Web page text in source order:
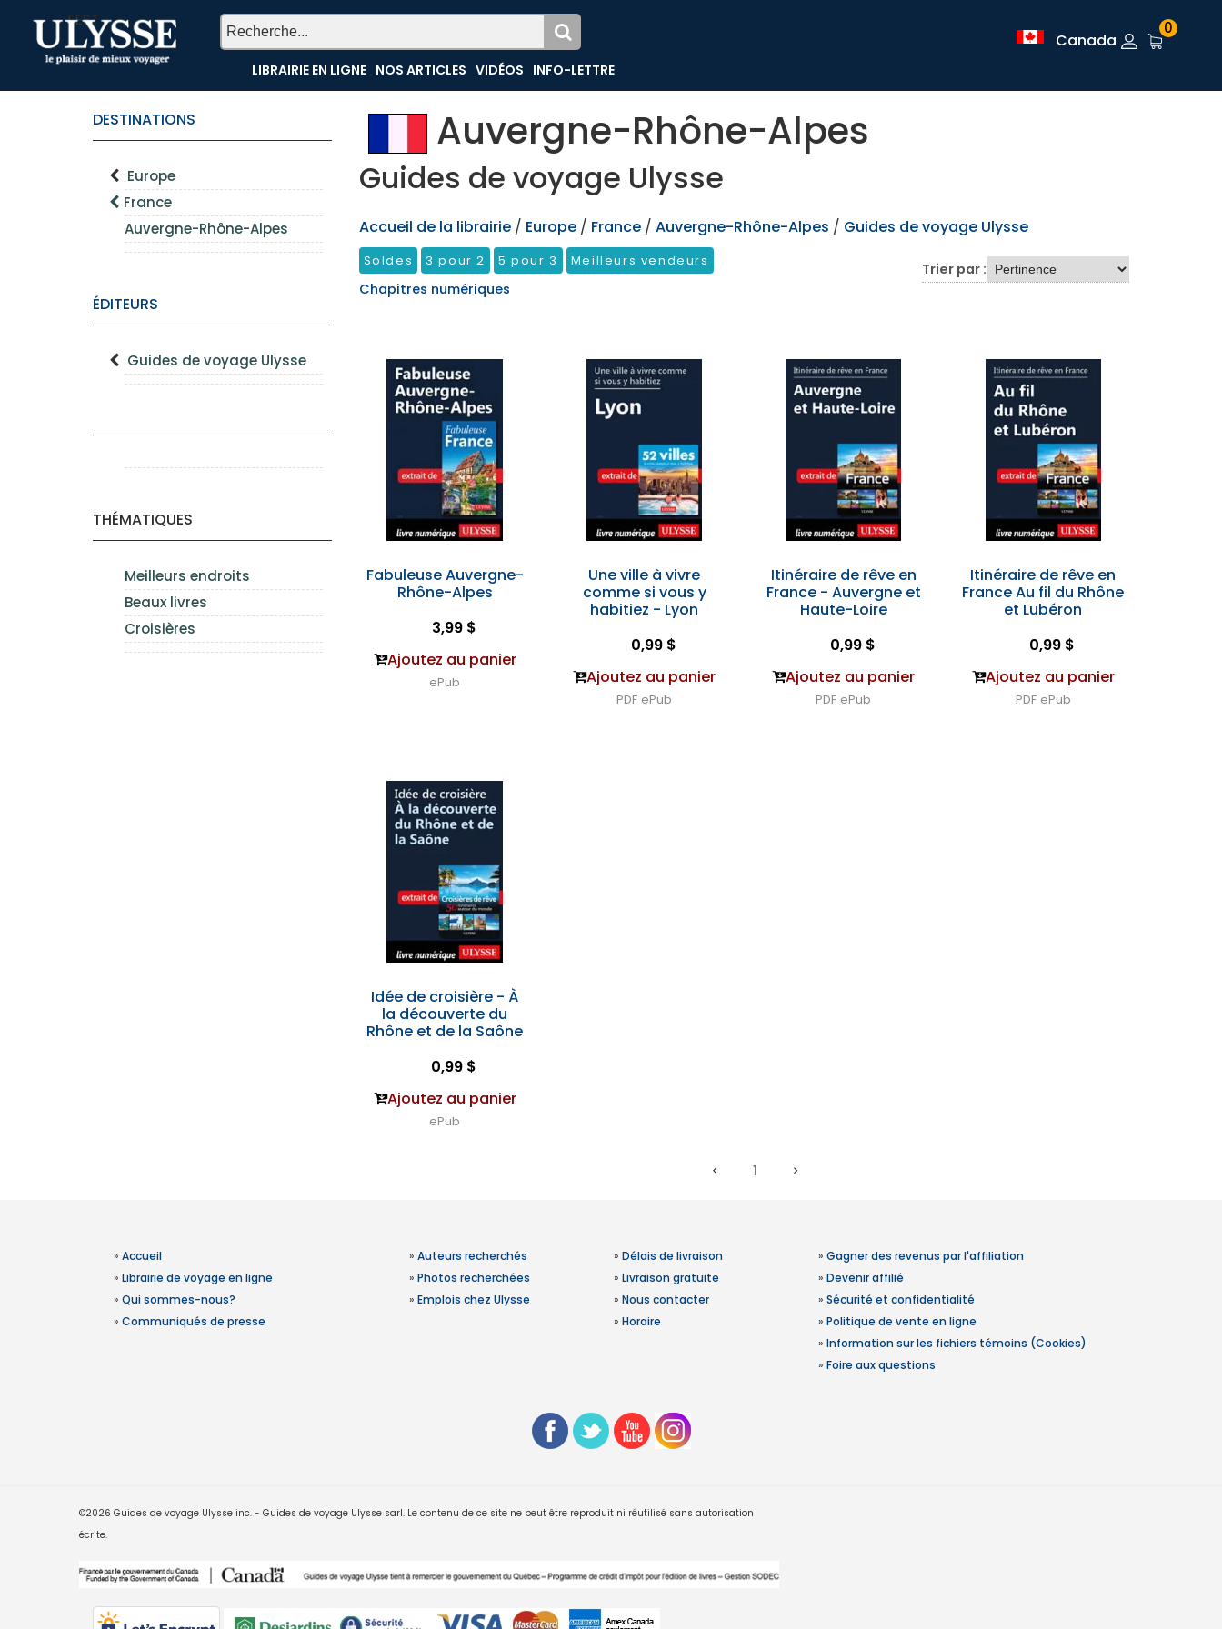
TEST
LIBRAIRIE EN LIGNE NOS ARTICLES VIDÉOS INFO-LETTRE
Canada
0
DESTINATIONS
Europe
France
Auvergne-Rhône-Alpes
ÉDITEURS
Guides de voyage Ulysse
THÉMATIQUES
Meilleurs endroits
Beaux livres
Croisières
Auvergne-Rhône-Alpes
Guides de voyage Ulysse
Accueil de la librairie / Europe / France / Auvergne-Rhône-Alpes / Guides de voyage Ulysse
Soldes 3 pour 2 5 pour 3 Meilleurs vendeurs
Chapitres numériques
Trier par :
Fabuleuse Auvergne-
Rhône-Alpes
3,99 $
Ajoutez au panier
ePub
Une ville à vivre
comme si vous y
habitiez - Lyon
0,99 $
Ajoutez au panier
PDF ePub
Itinéraire de rêve en
France - Auvergne et
Haute-Loire
0,99 $
Ajoutez au panier
PDF ePub
Itinéraire de rêve en
France Au fil du Rhône
et Lubéron
0,99 $
Ajoutez au panier
PDF ePub
Idée de croisière - À
la découverte du
Rhône et de la Saône
0,99 $
Ajoutez au panier
ePub
1
» Accueil
» Librairie de voyage en ligne
» Qui sommes-nous?
» Communiqués de presse
» Auteurs recherchés
» Photos recherchées
» Emplois chez Ulysse
» Délais de livraison
» Livraison gratuite
» Nous contacter
» Horaire
» Gagner des revenus par l'affiliation
» Devenir affilié
» Sécurité et confidentialité
» Politique de vente en ligne
» Information sur les fichiers témoins (Cookies)
» Foire aux questions
©2026 Guides de voyage Ulysse inc. - Guides de voyage Ulysse sarl. Le contenu de ce site ne peut être reproduit ni réutilisé sans autorisation
écrite.